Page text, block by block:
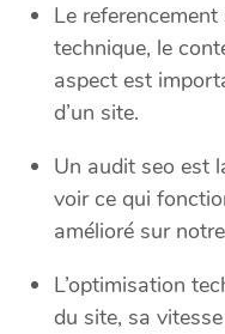
Le
technique, le
aspect est
d’un site.
Un audit seo est
voir ce qui
amélioré sur
L’optimisation
du site, sa